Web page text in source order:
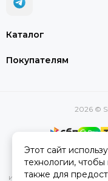
Каталог
Покупателям
2026 ©
Вся
характеристик,
информационный
Этот сайт
технологии,
также для